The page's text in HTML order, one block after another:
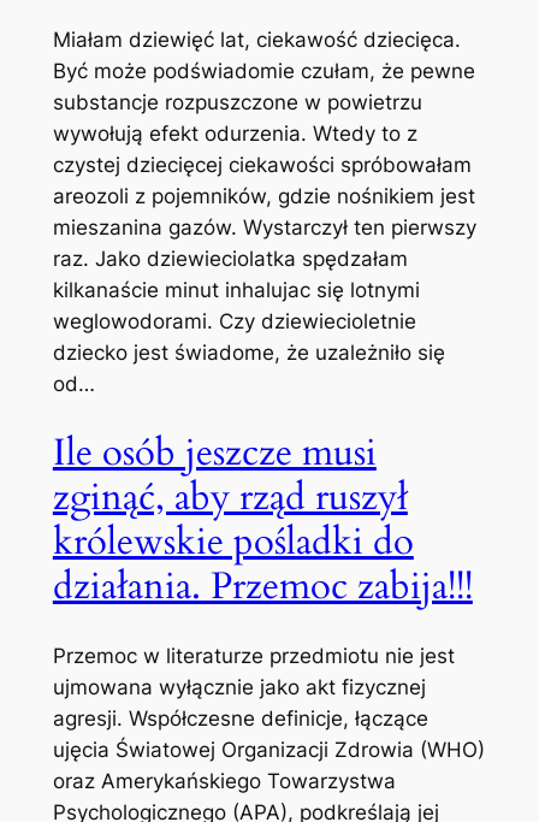
Miałam dziewięć lat, ciekawość dziecięca.
Być może podświadomie czułam, że pewne
substancje rozpuszczone w powietrzu
wywołują efekt odurzenia. Wtedy to z
czystej dziecięcej ciekawości spróbowałam
areozoli z pojemników, gdzie nośnikiem jest
mieszanina gazów. Wystarczył ten pierwszy
raz. Jako dziewieciolatka spędzałam
kilkanaście minut inhalujac się lotnymi
weglowodorami. Czy dziewiecioletnie
dziecko jest świadome, że uzależniło się
od…
Ile osób jeszcze musi
zginąć, aby rząd ruszył
królewskie pośladki do
działania. Przemoc zabija!!!
Przemoc w literaturze przedmiotu nie jest
ujmowana wyłącznie jako akt fizycznej
agresji. Współczesne definicje, łączące
ujęcia Światowej Organizacji Zdrowia (WHO)
oraz Amerykańskiego Towarzystwa
Psychologicznego (APA), podkreślają jej